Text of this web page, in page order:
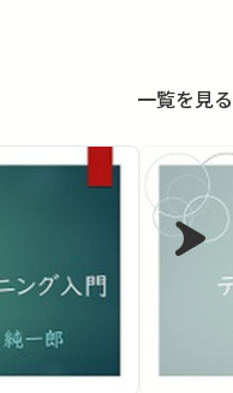
一覧を見る